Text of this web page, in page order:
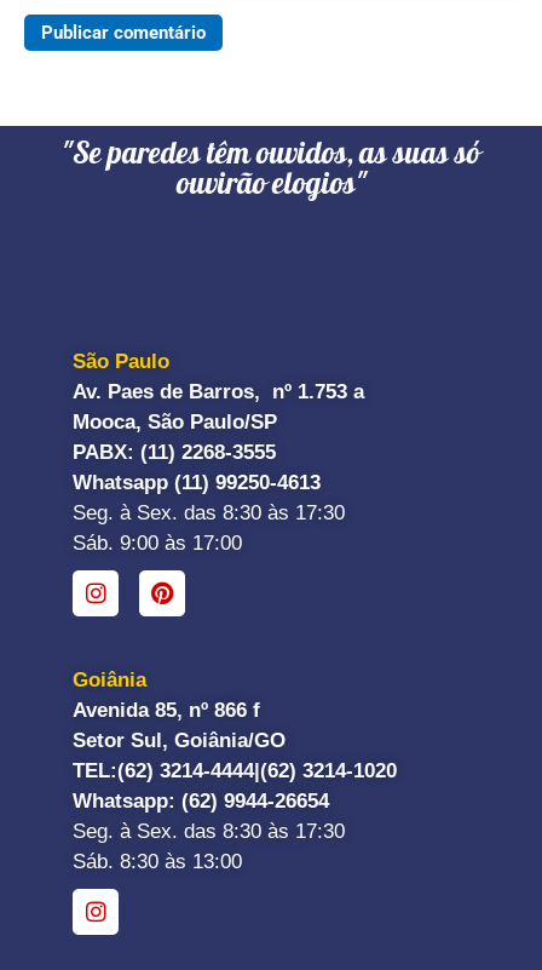
"Se paredes têm ouvidos, as suas só
ouvirão elogios"
São Paulo
Av. Paes de Barros, nº 1.753 a
Mooca, São Paulo/SP
PABX: (11) 2268-3555
Whatsapp (11) 99250-4613
Seg. à Sex. das 8:30 às 17:30
Sáb. 9:00 às 17:00
Goiânia
Avenida 85, nº 866 f
Setor Sul, Goiânia/GO
TEL:(62) 3214-4444|(62) 3214-1020
Whatsapp: (62) 9944-26654
Seg. à Sex. das 8:30 às 17:30
Sáb. 8:30 às 13:00